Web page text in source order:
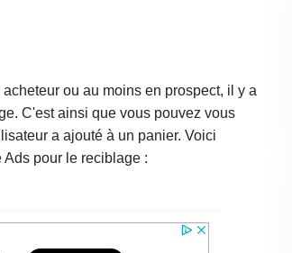
ou au moins en prospect, il y a
C'est ainsi que vous pouvez vous
a ajouté à un panier. Voici
pour le reciblage :